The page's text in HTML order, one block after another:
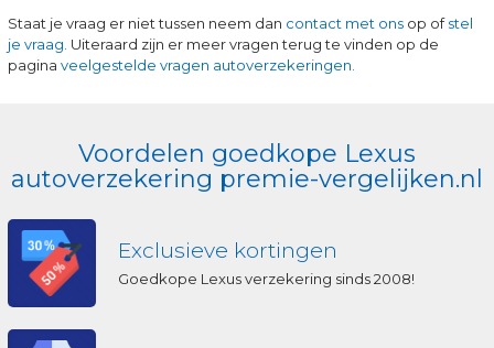
Staat je vraag er niet tussen neem dan contact met ons op ofstel
je vraag. Uiteraard zijn er meer vragen terug te vinden op de
pagina veelgestelde vragen autoverzekeringen.
Voordelen goedkope Lexus
autoverzekering premie-vergelijken.nl
Exclusieve kortingen
Goedkope Lexus verzekering sinds 2008!